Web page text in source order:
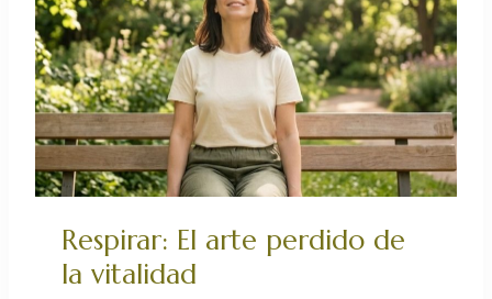
Respirar: El arte perdido de
la vitalidad